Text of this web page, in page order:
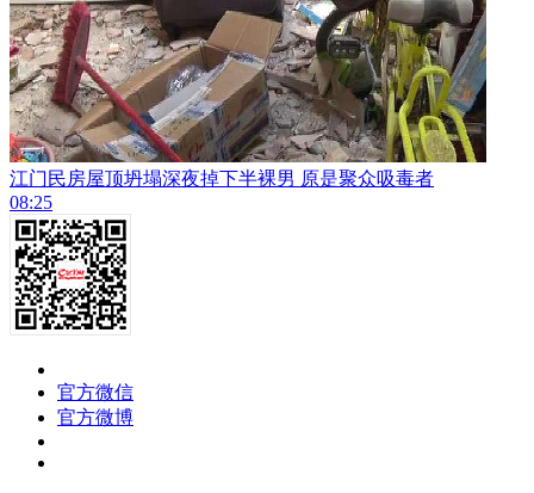
江门民房屋顶坍塌深夜掉下半裸男 原是聚众吸毒者
08:25
官方微信
官方微博